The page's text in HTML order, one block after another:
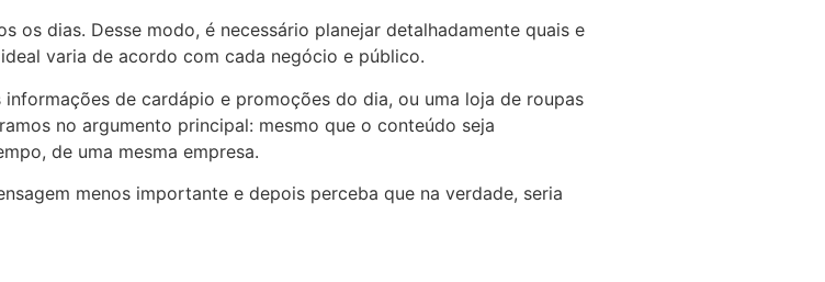
os dias. Desse modo, é necessário planejar detalhadamente quais e
varia de acordo com cada negócio e público.
de cardápio e promoções do dia, ou uma loja de roupas
no argumento principal: mesmo que o conteúdo seja
de uma mesma empresa.
menos importante e depois perceba que na verdade, seria